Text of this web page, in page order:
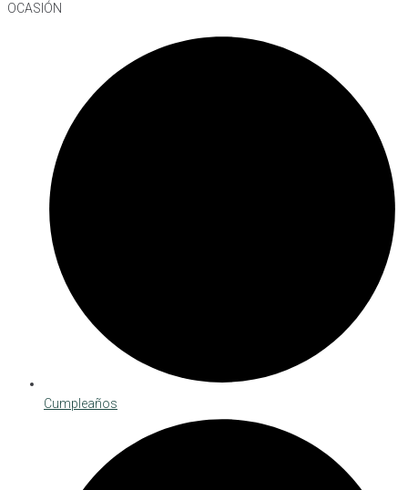
OCASIÓN
Cumpleaños